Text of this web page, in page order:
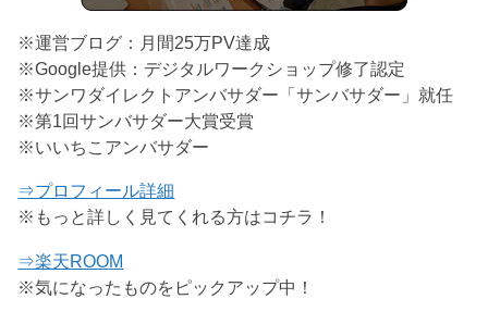
※運営ブログ：月間25万PV達成
※Google提供：デジタルワークショップ修了認定
※サンワダイレクトアンバサダー「サンバサダー」就任
※第1回サンバサダー大賞受賞
※いいちこアンバサダー
⇒プロフィール詳細
※もっと詳しく見てくれる方はコチラ！
⇒楽天ROOM
※気になったものをピックアップ中！